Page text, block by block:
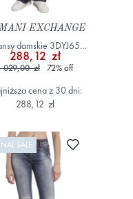
EXCHANGE
damskie 3DYJ65
Y17BZ Niebieski
288,12 zł
029,00 zł 72%off
cena z 30 dni:
288,12 zł
ulubionych
SALE Dodaj do